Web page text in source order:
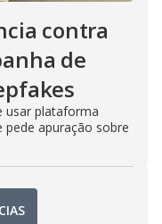
contra
de
usar plataforma
pede apuração sobre